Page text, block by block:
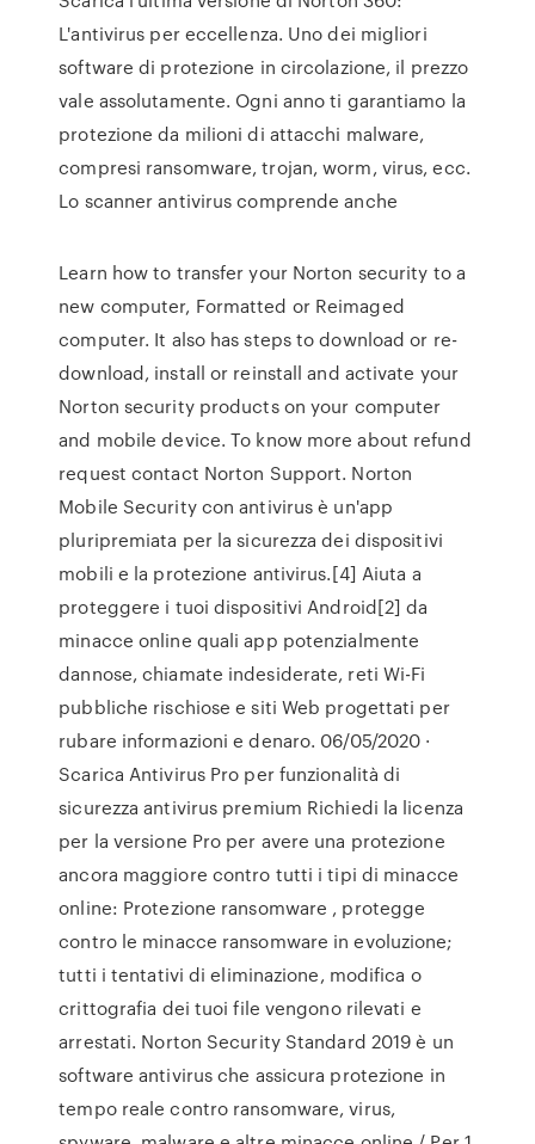
L'antivirus per eccellenza. Uno dei migliori
software di protezione in circolazione, il prezzo
vale assolutamente. Ogni anno ti garantiamo la
protezione da milioni di attacchi malware,
compresi ransomware, trojan, worm, virus, ecc.
Lo scanner antivirus comprende anche
Learn how to transfer your Norton security to a
new computer, Formatted or Reimaged
computer. It also has steps to download or re-
download, install or reinstall and activate your
Norton security products on your computer
and mobile device. To know more about refund
request contact Norton Support. Norton
Mobile Security con antivirus è un'app
pluripremiata per la sicurezza dei dispositivi
mobili e la protezione antivirus.[4] Aiuta a
proteggere i tuoi dispositivi Android[2] da
minacce online quali app potenzialmente
dannose, chiamate indesiderate, reti Wi-Fi
pubbliche rischiose e siti Web progettati per
rubare informazioni e denaro. 06/05/2020 ·
Scarica Antivirus Pro per funzionalità di
sicurezza antivirus premium Richiedi la licenza
per la versione Pro per avere una protezione
ancora maggiore contro tutti i tipi di minacce
online: Protezione ransomware , protegge
contro le minacce ransomware in evoluzione;
tutti i tentativi di eliminazione, modifica o
crittografia dei tuoi file vengono rilevati e
arrestati. Norton Security Standard 2019 è un
software antivirus che assicura protezione in
tempo reale contro ransomware, virus,